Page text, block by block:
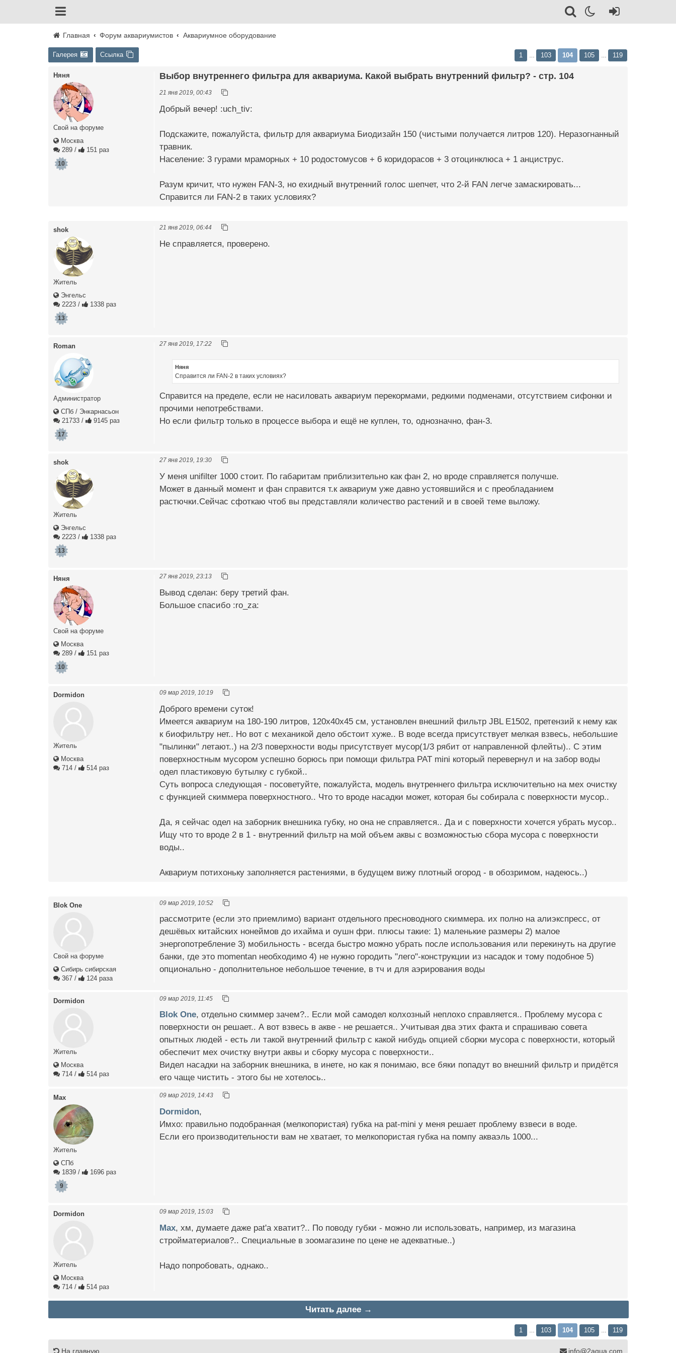
Главная Форум аквариумистов Аквариумное оборудование
Галерея Ссылка 1 103 104 105 119
Няня
Свой на форуме
Москва
289 / 151 раз
10
Выбор внутреннего фильтра для аквариума. Какой выбрать внутренний фильтр? - стр. 104
21 янв 2019, 00:43
Добрый вечер! :uch_tiv:
Подскажите, пожалуйста, фильтр для аквариума Биодизайн 150 (чистыми получается литров 120). Неразогнанный
травник.
Население: 3 гурами мраморных + 10 родостомусов + 6 коридорасов + 3 отоцинклюса + 1 анциструс.
Разум кричит, что нужен FAN-3, но ехидный внутренний голос шепчет, что 2-й FAN легче замаскировать...
Справится ли FAN-2 в таких условиях?
shok
Житель
Энгельс
2223 / 1338 раз
13
21 янв 2019, 06:44
Не справляется, проверено.
Roman
Администратор
СПб / Энкарнасьон
21733 / 9145 раз
17
27 янв 2019, 17:22
Няня
Справится ли FAN-2 в таких условиях?
Справится на пределе, если не насиловать аквариум перекормами, редкими подменами, отсутствием сифонки и
прочими непотребствами.
Но если фильтр только в процессе выбора и ещё не куплен, то, однозначно, фан-3.
shok
Житель
Энгельс
2223 / 1338 раз
13
27 янв 2019, 19:30
У меня unifilter 1000 стоит. По габаритам приблизительно как фан 2, но вроде справляется получше.
Может в данный момент и фан справится т.к аквариум уже давно устоявшийся и с преобладанием
растючки.Сейчас сфоткаю чтоб вы представляли количество растений и в своей теме выложу.
Няня
Свой на форуме
Москва
289 / 151 раз
10
27 янв 2019, 23:13
Вывод сделан: беру третий фан.
Большое спасибо :ro_za:
Dormidon
Житель
Москва
714 / 514 раз
09 мар 2019, 10:19
Доброго времени суток!
Имеется аквариум на 180-190 литров, 120х40х45 см, установлен внешний фильтр JBL E1502, претензий к нему как
к биофильтру нет.. Но вот с механикой дело обстоит хуже.. В воде всегда присутствует мелкая взвесь, небольшие
"пылинки" летают..) на 2/3 поверхности воды присутствует мусор(1/3 рябит от направленной флейты).. С этим
поверхностным мусором успешно борюсь при помощи фильтра РАТ mini который перевернул и на забор воды
одел пластиковую бутылку с губкой..
Суть вопроса следующая - посоветуйте, пожалуйста, модель внутреннего фильтра исключительно на мех очистку
с функцией скиммера поверхностного.. Что то вроде насадки может, которая бы собирала с поверхности мусор..
Да, я сейчас одел на заборник внешника губку, но она не справляется.. Да и с поверхности хочется убрать мусор..
Ищу что то вроде 2 в 1 - внутренний фильтр на мой объем аквы с возможностью сбора мусора с поверхности
воды..
Аквариум потихоньку заполняется растениями, в будущем вижу плотный огород - в обозримом, надеюсь..)
Blok One
Свой на форуме
Сибирь сибирская
367 / 124 раза
09 мар 2019, 10:52
рассмотрите (если это приемлимо) вариант отдельного пресноводного скиммера. их полно на алиэкспресс, от
дешёвых китайских нонеймов до ихайма и оушн фри. плюсы такие: 1) маленькие размеры 2) малое
энергопотребление 3) мобильность - всегда быстро можно убрать после использования или перекинуть на другие
банки, где это momentan необходимо 4) не нужно городить "лего"-конструкции из насадок и тому подобное 5)
опционально - дополнительное небольшое течение, в тч и для аэрирования воды
Dormidon
Житель
Москва
714 / 514 раз
09 мар 2019, 11:45
Blok One, отдельно скиммер зачем?.. Если мой самодел колхозный неплохо справляется.. Проблему мусора с
поверхности он решает.. А вот взвесь в акве - не решается.. Учитывая два этих факта и спрашиваю совета
опытных людей - есть ли такой внутренний фильтр с какой нибудь опцией сборки мусора с поверхности, который
обеспечит мех очистку внутри аквы и сборку мусора с поверхности..
Видел насадки на заборник внешника, в инете, но как я понимаю, все бяки попадут во внешний фильтр и придётся
его чаще чистить - этого бы не хотелось..
Max
Житель
СПб
1839 / 1696 раз
9
09 мар 2019, 14:43
Dormidon,
Имхо: правильно подобранная (мелкопористая) губка на pat-mini у меня решает проблему взвеси в воде.
Если его производительности вам не хватает, то мелкопористая губка на помпу акваэль 1000...
Dormidon
Житель
Москва
714 / 514 раз
09 мар 2019, 15:03
Max, хм, думаете даже pat'a хватит?.. По поводу губки - можно ли использовать, например, из магазина
стройматериалов?.. Специальные в зоомагазине по цене не адекватные..)
Надо попробовать, однако..
Читать далее →
1 103 104 105 119
На главную info@2aqua.com